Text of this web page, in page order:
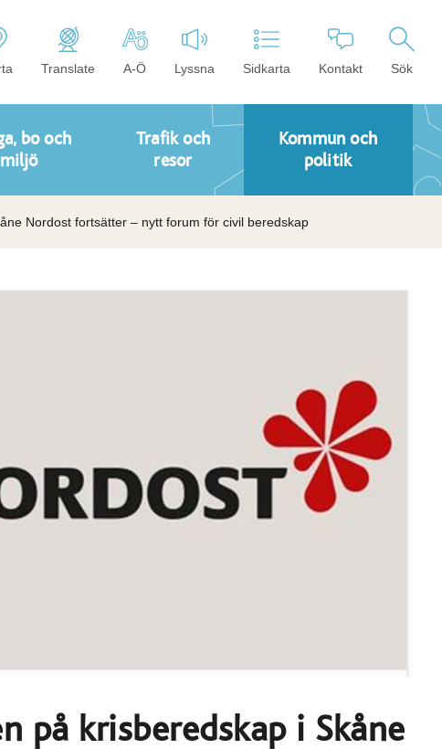
Translate A-Ö Lyssna Sidkarta Kontakt Sök
bo och
miljö
Trafik och
resor
Kommun och
politik
Nordost fortsätter – nytt forum för civil beredskap
på krisberedskap i Skåne